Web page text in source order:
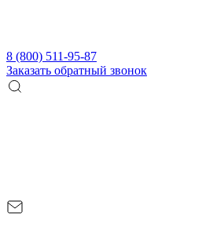
8 (800) 511-95-87
Заказать обратный звонок